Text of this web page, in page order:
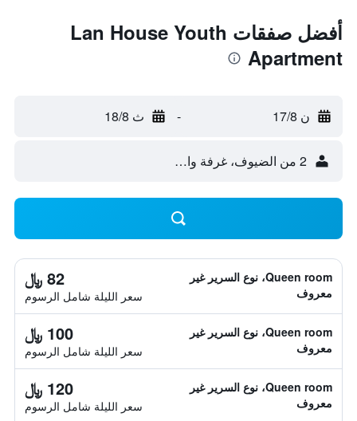
أفضل صفقات Lan House Youth
Apartment
ن 17/8 - ث 18/8
2 من الضيوف، غرفة واحدة
Queen room، نوع السرير غير
معروف
82 ﷼
سعر الليلة شامل الرسوم
Queen room، نوع السرير غير
معروف
100 ﷼
سعر الليلة شامل الرسوم
Queen room، نوع السرير غير
معروف
120 ﷼
سعر الليلة شامل الرسوم